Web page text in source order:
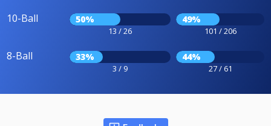
10-Ball 50%
13 / 26
49%
101 / 206
8-Ball 33%
3 / 9
44%
27 / 61